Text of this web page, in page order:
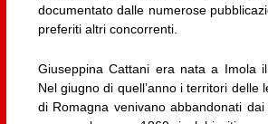
documentato dalle numerose
preferiti altri concorrenti.
Giuseppina Cattani era nata a Imola
Nel giugno di quell’anno i territori delle
di Romagna venivano abbandonati